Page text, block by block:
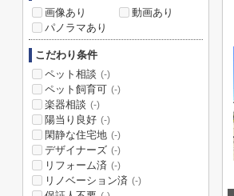
画像あり
動画あり
パノラマあり
こだわり条件
ペット相談 (-)
ペット飼育可 (-)
楽器相談 (-)
陽当り良好 (-)
閑静な住宅地 (-)
デザイナーズ (-)
リフォーム済 (-)
リノベーション済 (-)